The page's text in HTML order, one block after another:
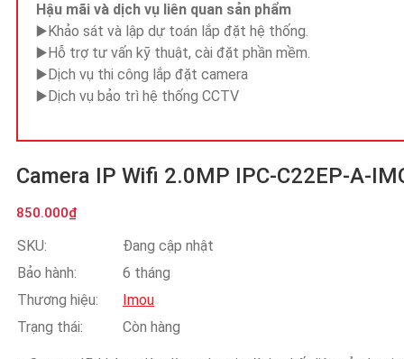
Hậu mãi và dịch vụ liên quan sản phẩm
▶️Khảo sát và lập dự toán lắp đặt hệ thống.
▶️Hỗ trợ tư vấn kỹ thuật, cài đặt phần mềm.
▶️Dịch vụ thi công lắp đặt camera
▶️Dịch vụ bảo trì hệ thống CCTV
Camera IP Wifi 2.0MP IPC-C22EP-A-
850.000₫
SKU:
Đang cập nhật
Bảo hành:
6 tháng
Thương hiệu:
Imou
Trạng thái:
Còn hàng